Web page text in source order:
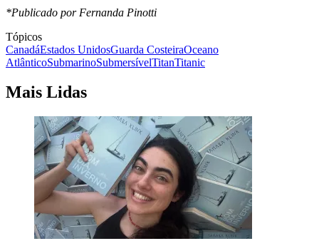
*Publicado por Fernanda Pinotti
Tópicos
CanadáEstados UnidosGuarda CosteiraOceano
AtlânticoSubmarinoSubmersívelTitanTitanic
Mais Lidas